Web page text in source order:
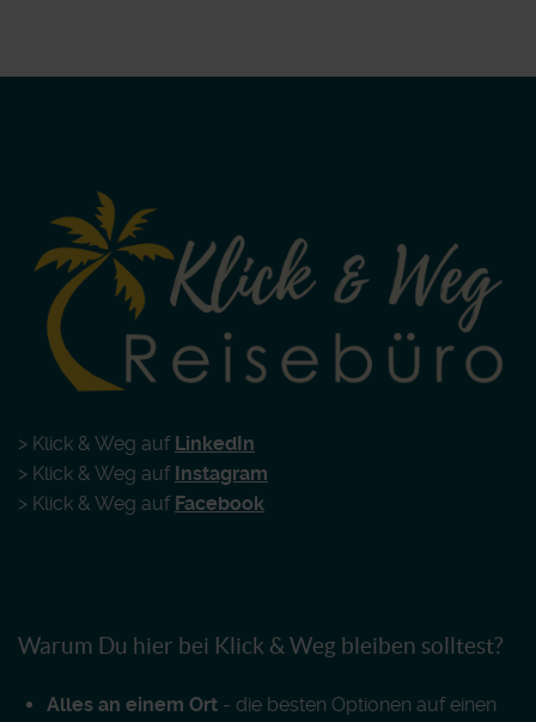
> Klick & Weg auf LinkedIn
> Klick & Weg auf Instagram
> Klick & Weg auf Facebook
Warum Du hier bei Klick & Weg bleiben solltest?
Alles an einem Ort - die besten Optionen auf einen